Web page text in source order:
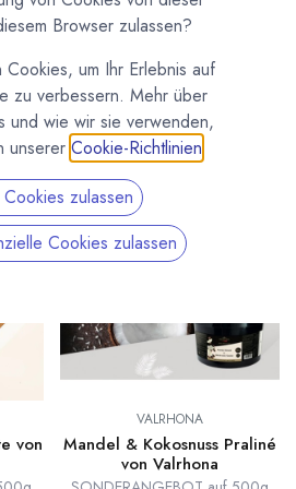
Gianduja, Marzipan und
und Pâtisserie.
Rohstoffe für deine leckeren
Nussprodukte von Pariani aus
Frankreich.
von
Sale
VALRHONA
Mandel & Kokosnuss Praliné
von Valrhona
Browser zulassen?
um Ihr Erlebnis auf
zu verbessern. Mehr über
und wie wir sie verwenden,
unserer Cookie-Richtlinien
zulassen
Cookies zulassen